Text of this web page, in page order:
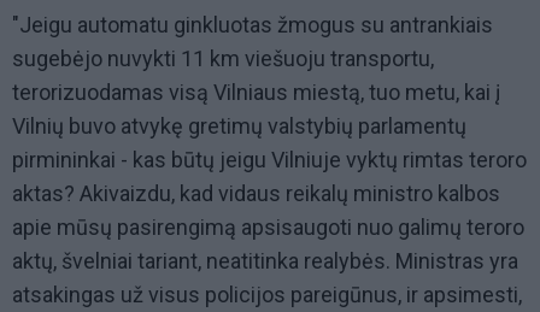
"Jeigu automatu ginkluotas žmogus su antrankiais
sugebėjo nuvykti 11 km viešuoju transportu,
terorizuodamas visą Vilniaus miestą, tuo metu, kai į
Vilnių buvo atvykę gretimų valstybių parlamentų
pirmininkai - kas būtų jeigu Vilniuje vyktų rimtas teroro
aktas? Akivaizdu, kad vidaus reikalų ministro kalbos
apie mūsų pasirengimą apsisaugoti nuo galimų teroro
aktų, švelniai tariant, neatitinka realybės. Ministras yra
atsakingas už visus policijos pareigūnus, ir apsimesti,